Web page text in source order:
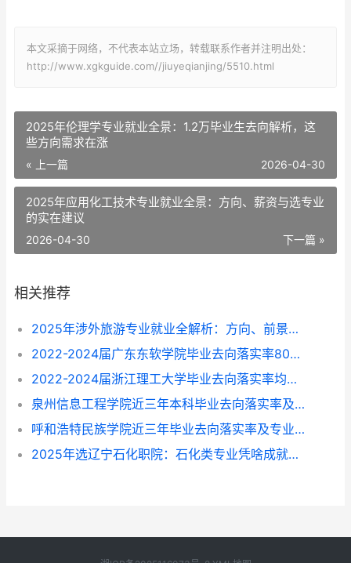
本文采摘于网络，不代表本站立场，转载联系作者并注明出处：
http://www.xgkguide.com//jiuyeqianjing/5510.html
2025年伦理学专业就业全景：1.2万毕业生去向解析，这
些方向需求在涨
« 上一篇 2026-04-30
2025年应用化工技术专业就业全景：方向、薪资与选专业
的实在建议
下一篇 »
2026-04-30
相关推荐
2025年涉外旅游专业就业全解析：方向、前景与选择指南
2022-2024届广东东软学院毕业去向落实率80%-87%，这些专业找工作更顺？
2022-2024届浙江理工大学毕业去向落实率均超96%，就业方向与专业选择指南
泉州信息工程学院近三年本科毕业去向落实率及专业就业前景解析（2022-2024）
呼和浩特民族学院近三年毕业去向落实率及专业就业情况解析（2022-2024）
2025年选辽宁石化职院：石化类专业凭啥成就业“香饽饽”？附专业挑拣指南